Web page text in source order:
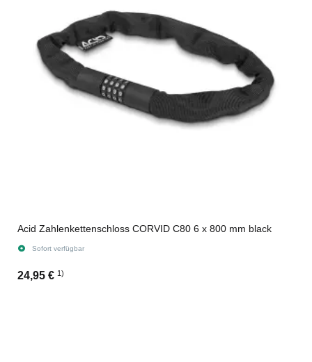
Acid Zahlenkettenschloss CORVID C80 6 x 800 mm black
Sofort verfügbar
24,95 € 1)